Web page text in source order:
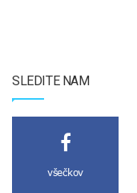
SLEDITE NAM
všečkov